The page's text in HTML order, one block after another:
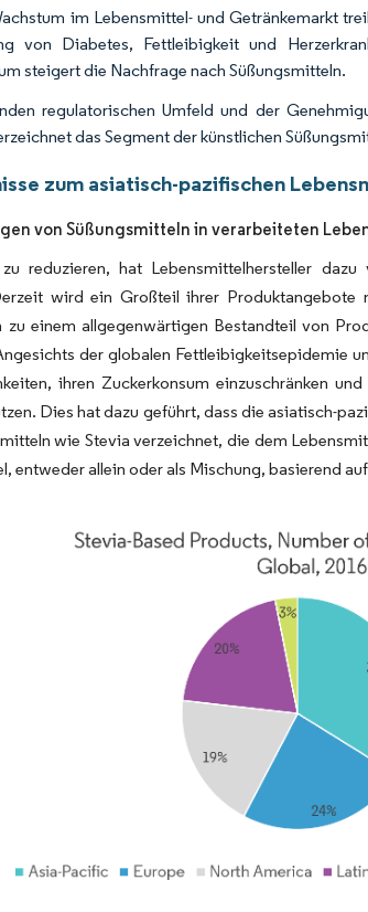
im Lebensmittel- und Getränkemarkt
von Diabetes, Fettleibigkeit und
steigert die Nachfrage nach Süßungsmitteln.
regulatorischen Umfeld und der
das Segment der künstlichen
zum asiatisch-pazifischen
von Süßungsmitteln in verarbeiteten
reduzieren, hat Lebensmittelhersteller
wird ein Großteil ihrer Produktangebote
zu einem allgegenwärtigen Bestandteil von
der globalen Fettleibigkeitsepidemie
ihren Zuckerkonsum einzuschränken
Dies hat dazu geführt, dass die asiatisch-
wie Stevia verzeichnet, die dem
entweder allein oder als Mischung, basierend